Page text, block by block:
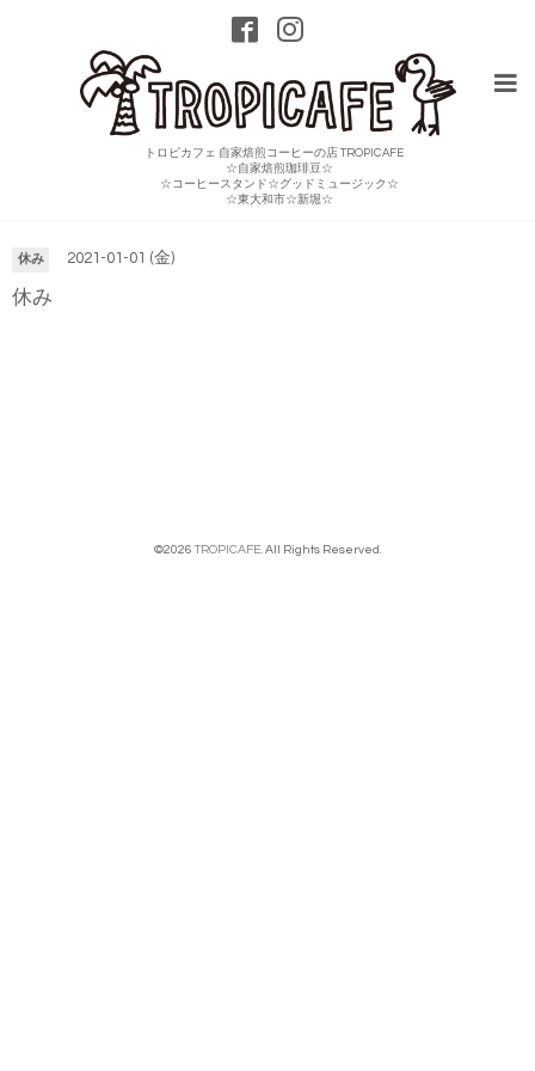
トロピカフェ 自家焙煎コーヒーの店 TROPICAFE
☆自家焙煎珈琲豆☆
☆コーヒースタンド☆グッドミュージック☆
☆東大和市☆新堀☆
休み 2021-01-01 (金)
休み
©2026TROPICAFE . All Rights Reserved.